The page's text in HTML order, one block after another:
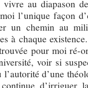
vivre au diapason
l’unique façon
un chemin au
à chaque
trouvée pour moi ré-
voir si
l’autorité d’une
d’irriguer